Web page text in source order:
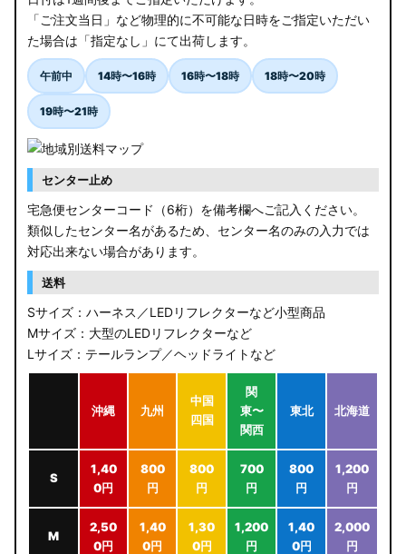
「ご注文当日」など物理的に不可能な日時をご指定いただい
た場合は「指定なし」にて出荷します。
午前中 14時〜16時 16時〜18時 18時〜20時
19時〜21時
センター止め
宅急便センターコード（6桁）を備考欄へご記入ください。
類似したセンター名があるため、センター名のみの入力では
対応出来ない場合があります。
送料
Sサイズ：ハーネス／LEDリフレクターなど小型商品
Mサイズ：大型のLEDリフレクターなど
Lサイズ：テールランプ／ヘッドライトなど
沖縄 九州
中国
四国
関
東〜
関西
東北 北海道
S
1,40
0円
800
円
800
円
700
円
800
円
1,200
円
M
2,50
0円
1,40
0円
1,30
0円
1,200
円
1,40
0円
2,000
円